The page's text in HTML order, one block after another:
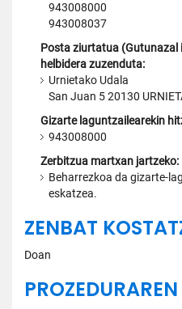
943008000
943008037
Posta ziurtatua (Gutunazal
helbidera zuzenduta:
Urnietako Udala
San Juan 5 20130
Gizarte laguntzailearekin
943008000
Zerbitzua martxan jartzeko:
Beharrezkoa da gizarte-
eskatzea.
ZENBAT
Doan